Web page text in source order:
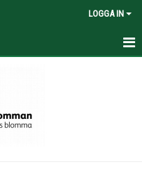
LOGGA IN